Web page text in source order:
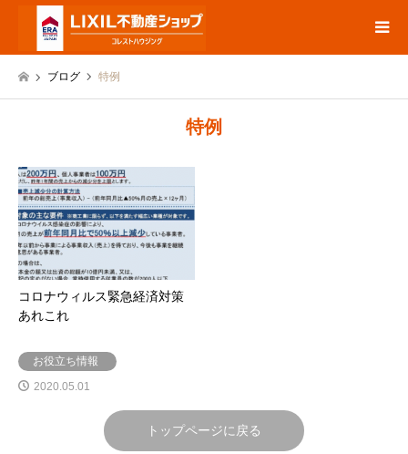
ブログ 特例
特例
コロナウィルス緊急経済対策
あれこれ
お役立ち情報
2020.05.01
トップページに戻る